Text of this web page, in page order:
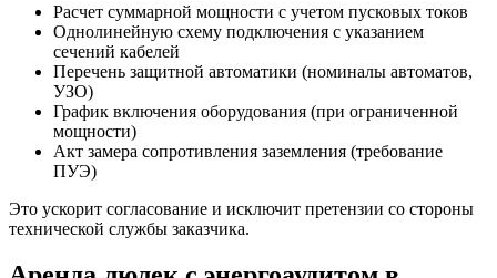
Расчет суммарной мощности с учетом пусковых токов
Однолинейную схему подключения с указанием
сечений кабелей
Перечень защитной автоматики (номиналы автоматов,
УЗО)
График включения оборудования (при ограниченной
мощности)
Акт замера сопротивления заземления (требование
ПУЭ)
Это ускорит согласование и исключит претензии со стороны
технической службы заказчика.